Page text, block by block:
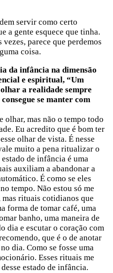
servir como certo
a gente esquece que tinha.
parece que perdemos
coisa.
da infância na dimensão
e espiritual, “Um
a realidade sempre
se manter com
olhar, mas não o tempo todo
Eu acredito que é bom ter
olhar de vista. É nesse
muito a pena ritualizar o
de infância é uma
auxiliam a abandonar a
É como se eles
tempo. Não estou só me
rituais cotidianos que
forma de tomar café, uma
banho, uma maneira de
dia e escutar o coração com
que é o de anotar
dia. Como se fosse uma
Esses rituais me
estado de infância.